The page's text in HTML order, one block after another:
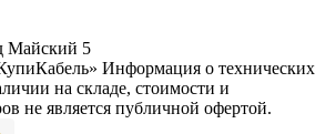
Майский 5
Информация о технических
на складе, стоимости и
не является публичной офертой.